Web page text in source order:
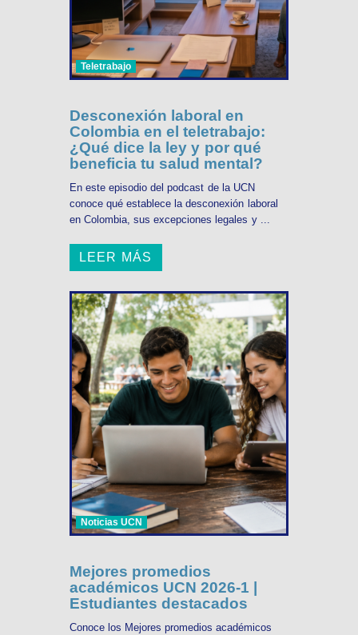
Teletrabajo
Desconexión laboral en
Colombia en el teletrabajo:
¿Qué dice la ley y por qué
beneficia tu salud mental?
En este episodio del podcast de la UCN
conoce qué establece la desconexión laboral
en Colombia, sus excepciones legales y ...
LEER MÁS
Noticias UCN
Mejores promedios
académicos UCN 2026-1 |
Estudiantes destacados
Conoce los Mejores promedios académicos